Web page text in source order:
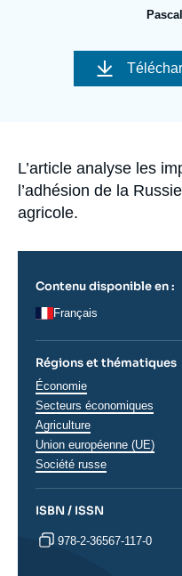
Image
couverture
Accroche
L’article analyse les
l’adhésion de la
agricole.
Contenu disponible en :
Français
Régions et thématiques
Thématiques
analyses
Économie
Secteurs économiques
Agriculture
Union européenne (UE)
Régions
Société russe
ISBN / ISSN
978-2-36567-117-0